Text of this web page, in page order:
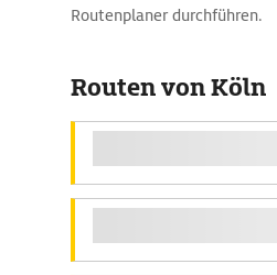
Routenplaner durchführen.
Routen von Köln